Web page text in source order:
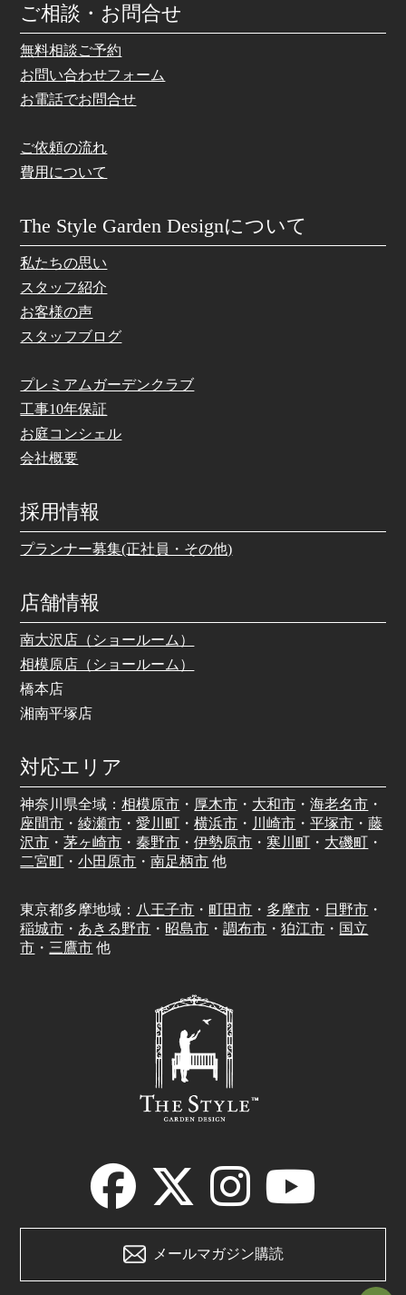
ご相談・お問合せ
無料相談ご予約
お問い合わせフォーム
お電話でお問合せ
ご依頼の流れ
費用について
The Style Garden Designについて
私たちの思い
スタッフ紹介
お客様の声
スタッフブログ
プレミアムガーデンクラブ
工事10年保証
お庭コンシェル
会社概要
採用情報
プランナー募集(正社員・その他)
店舗情報
南大沢店（ショールーム）
相模原店（ショールーム）
橋本店
湘南平塚店
対応エリア
神奈川県全域：相模原市 ・ 厚木市 ・ 大和市 ・海老名市 ・
座間市 ・綾瀬市 ・愛川町 ・横浜市 ・ 川崎市 ・平塚市 ・藤
沢市 ・茅ヶ崎市 ・ 秦野市 ・伊勢原市 ・ 寒川町 ・ 大磯町 ・
二宮町 ・小田原市 ・南足柄市 他
東京都多摩地域： 八王子市 ・町田市 ・ 多摩市 ・ 日野市 ・
稲城市 ・ あきる野市 ・ 昭島市 ・調布市 ・狛江市 ・ 国立
市 ・ 三鷹市 他
メールマガジン購読